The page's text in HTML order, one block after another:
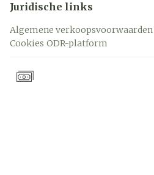
Juridische links
Algemene verkoopsvoorwaarden
Cookies ODR-platform